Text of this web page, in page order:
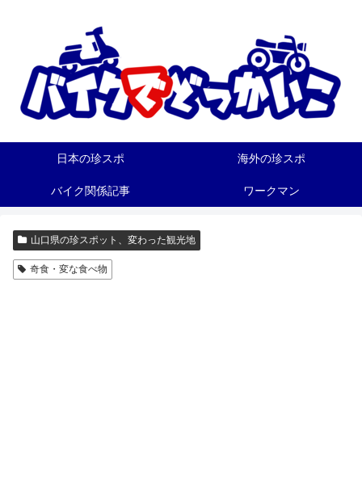
日本の珍スポ 海外の珍スポ
バイク関係記事 ワークマン
山口県の珍スポット、変わった観光地
奇食・変な食べ物